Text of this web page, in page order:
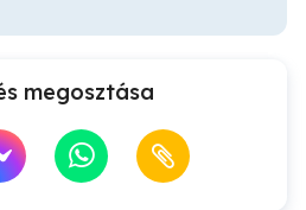
megosztása